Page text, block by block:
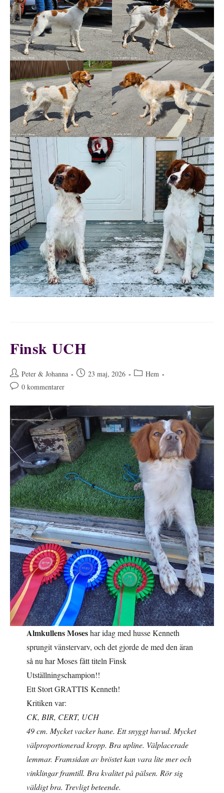
Finsk UCH
Inläggsförfattare:
Peter & Johanna
Inlägget23 maj, 2026 Inläggskategori:
Hem
Kommentarer
inlägget:
0 kommentarer
Almkullens Moseshar idag med husse Kenneth
sprungit vänstervarv, och det gjorde de med den äran
så nu har Moses fått titeln Finsk
Utställningschampion!!
Ett Stort GRATTIS Kenneth!
Kritiken var:
CK, BIR, CERT, UCH
49 cm. Mycket vacker hane. Ett snyggt huvud. Mycket
välproportionerad kropp. Bra upline. Välplacerade
lemmar. Framsidan av bröstet kan vara lite mer och
vinklingar framtill. Bra kvalitet på pälsen. Rör sig
väldigt bra. Trevligt beteende.